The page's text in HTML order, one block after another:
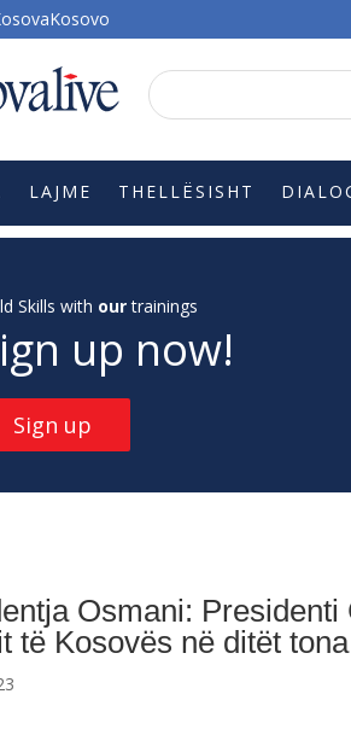
LAJME THELLËSISHT
Skills with ourtrainings
up now!
Sign up
Osmani: Presidenti
të Kosovës në ditët